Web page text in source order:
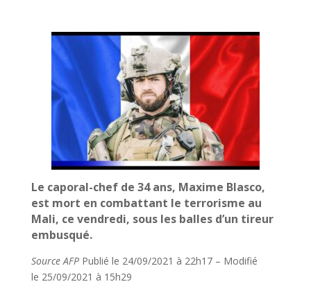
Le caporal-chef de 34 ans, Maxime Blasco,
est mort en combattant le terrorisme au
Mali, ce vendredi, sous les balles d’un tireur
embusqué.
Source AFP Publié le 24/09/2021 à 22h17 – Modifié
le 25/09/2021 à 15h29